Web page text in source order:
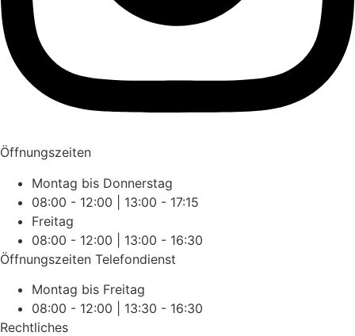
Öffnungszeiten
Montag bis Donnerstag
08:00 - 12:00 | 13:00 - 17:15
Freitag
08:00 - 12:00 | 13:00 - 16:30
Öffnungszeiten Telefondienst
Montag bis Freitag
08:00 - 12:00 | 13:30 - 16:30
Rechtliches